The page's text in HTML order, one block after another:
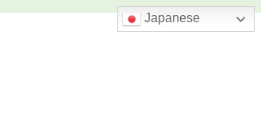
Japanese